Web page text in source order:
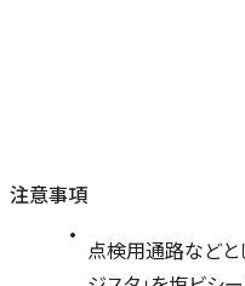
注意事項
点検用通路などと